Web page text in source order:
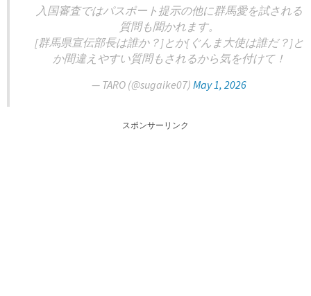
入国審査ではパスポート提示の他に群馬愛を試される
質問も聞かれます。
[群馬県宣伝部長は誰か？]とか[ぐんま大使は誰だ？]と
か間違えやすい質問もされるから気を付けて！
— TARO (@sugaike07) May 1, 2026
スポンサーリンク